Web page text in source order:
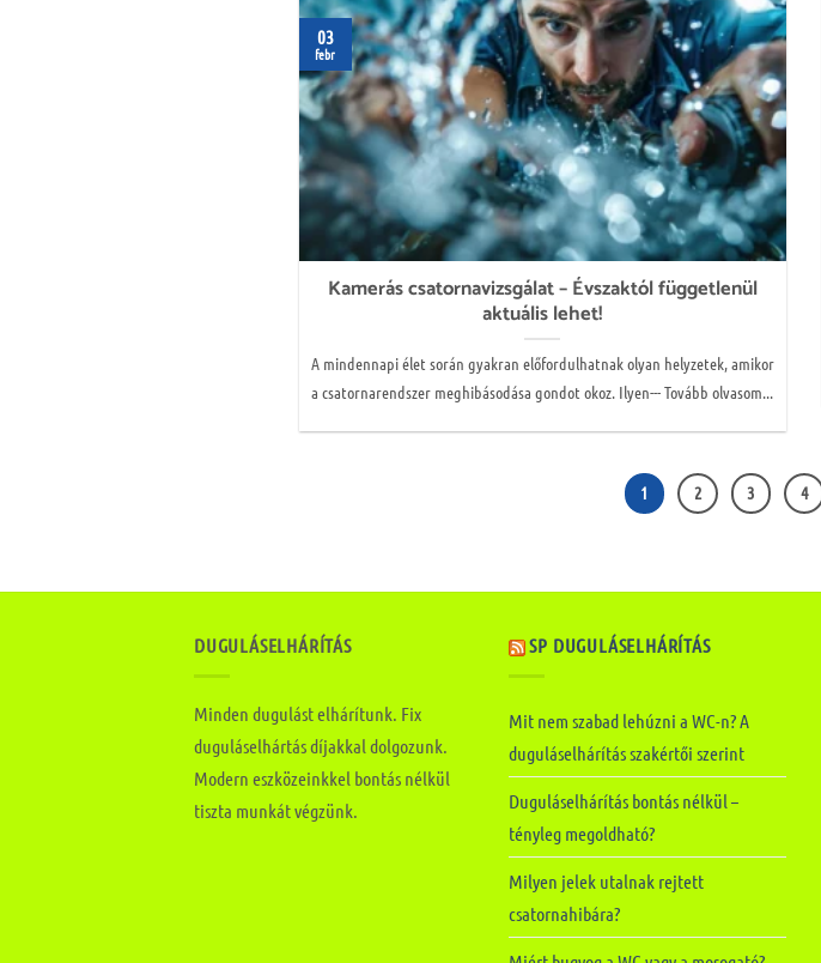
Kamerás csatornavizsgálat – Évszaktól függetlenül
aktuális lehet!
A mindennapi élet során gyakran előfordulhatnak olyan helyzetek, amikor
a csatornarendszer meghibásodása gondot okoz. Ilyen--- Tovább olvasom...
03
febr
1 2 3 4
DUGULÁSELHÁRÍTÁS
Minden dugulást elhárítunk. Fix
duguláselhártás díjakkal dolgozunk.
Modern eszközeinkkel bontás nélkül
tiszta munkát végzünk.
SP DUGULÁSELHÁRÍTÁS
Mit nem szabad lehúzni a WC-n? A
duguláselhárítás szakértői szerint
Duguláselhárítás bontás nélkül –
tényleg megoldható?
Milyen jelek utalnak rejtett
csatornahibára?